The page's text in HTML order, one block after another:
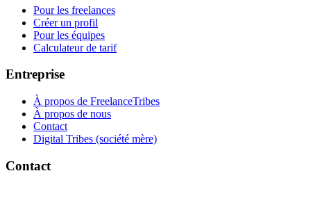
Pour les freelances
Créer un profil
Pour les équipes
Calculateur de tarif
Entreprise
À propos de FreelanceTribes
À propos de nous
Contact
Digital Tribes (société mère)
Contact